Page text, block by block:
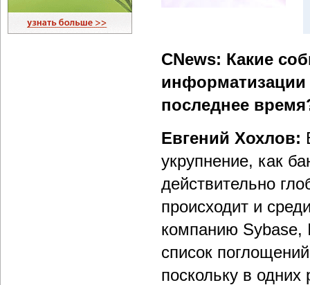
CNews: Какие
последнее
Евгений Хохлов:
укрупнение, как
действительно
происходит и
компанию Sybase,
список
поскольку в одних